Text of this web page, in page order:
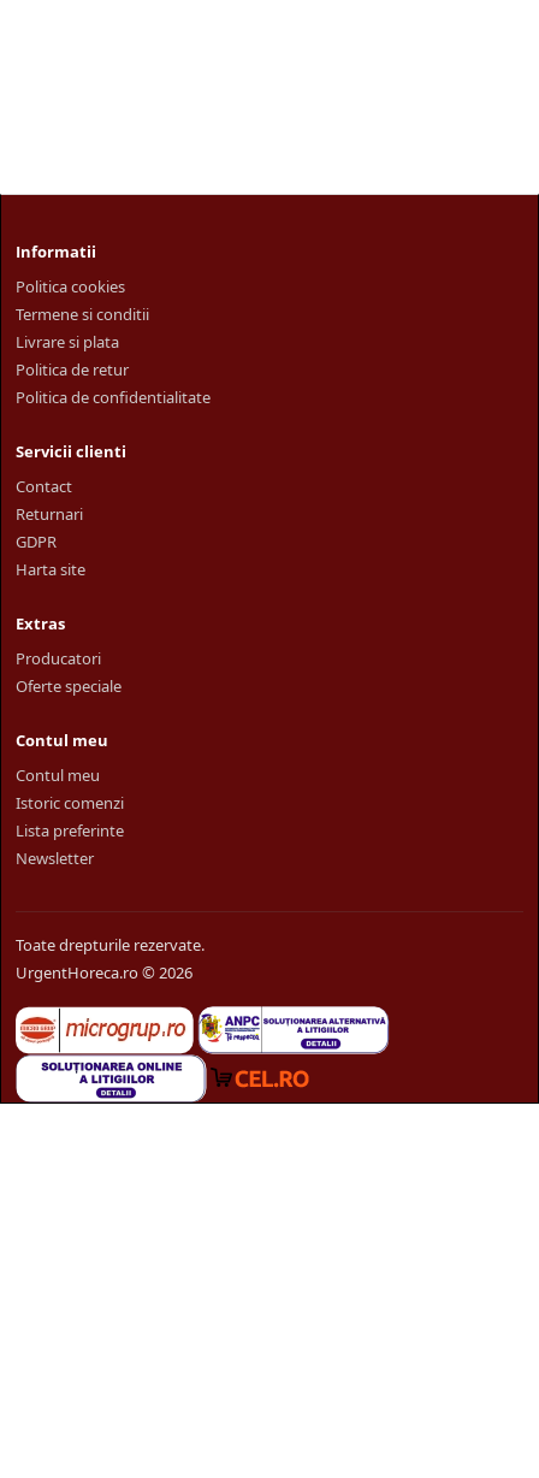
Informatii
Politica cookies
Termene si conditii
Livrare si plata
Politica de retur
Politica de confidentialitate
Servicii clienti
Contact
Returnari
GDPR
Harta site
Extras
Producatori
Oferte speciale
Contul meu
Contul meu
Istoric comenzi
Lista preferinte
Newsletter
Toate drepturile rezervate.
UrgentHoreca.ro © 2026